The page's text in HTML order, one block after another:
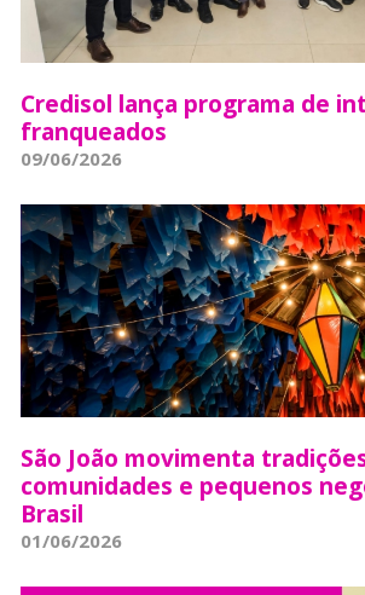
Credisol lança programa de
franqueados
09/06/2026
São João movimenta
comunidades e pequenos
Brasil
01/06/2026